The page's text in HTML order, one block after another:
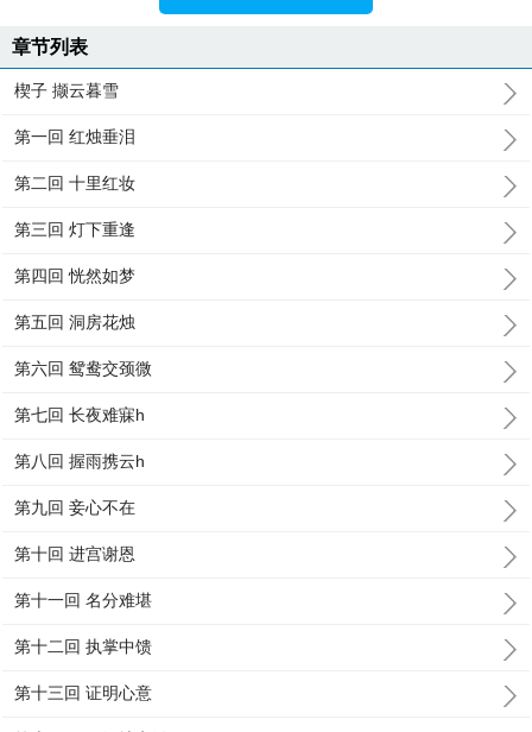
章节列表
楔子 撷云暮雪
第一回 红烛垂泪
第二回 十里红妆
第三回 灯下重逢
第四回 恍然如梦
第五回 洞房花烛
第六回 鸳鸯交颈微
第七回 长夜难寐h
第八回 握雨携云h
第九回 妾心不在
第十回 进宫谢恩
第十一回 名分难堪
第十二回 执掌中馈
第十三回 证明心意